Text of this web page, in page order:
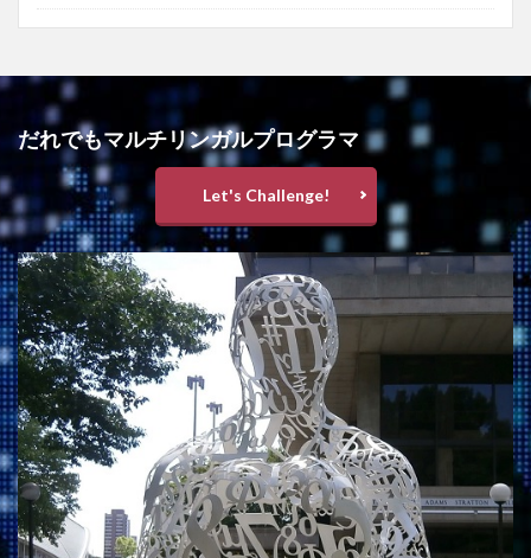
だれでもマルチリンガルプログラマ
Let's Challenge!